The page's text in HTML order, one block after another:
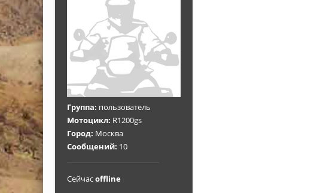
Группа: пользователь
Мотоцикл: R1200gs
Город: Москва
Сообщений: 10
Сейчасoffline